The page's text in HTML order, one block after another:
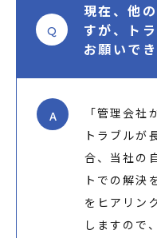
Q
現在、他
すが、ト
お願いで
A
「管理会
トラブルが
合、当社の
トでの解決
をヒアリン
しますので